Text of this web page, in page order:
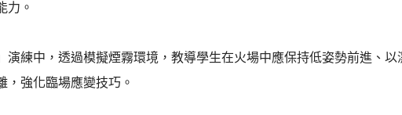
力。
演練中，透過模擬煙霧環境，教導學生在火場中應保持低姿勢前進、
，強化臨場應變技巧。